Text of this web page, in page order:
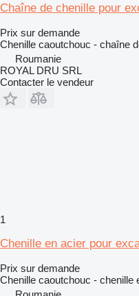
Chaîne de chenille pour
Prix sur demande
Chenille caoutchouc - chaîne
Roumanie
ROYAL DRU SRL
Contacter le vendeur
1
Chenille en acier pour
Prix sur demande
Chenille caoutchouc - chenille